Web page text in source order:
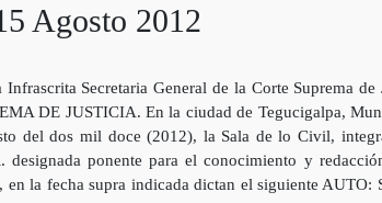
Agosto 2012
Secretaria General de la Corte Suprema
DE JUSTICIA. En la ciudad de Tegucigalpa,
del dos mil doce (2012), la Sala de lo Civil,
ponente para el conocimiento y
en la fecha supra indicada dictan el siguiente AUTO: